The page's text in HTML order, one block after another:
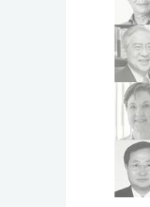
社会
文化
科学・
暮らし
スポー